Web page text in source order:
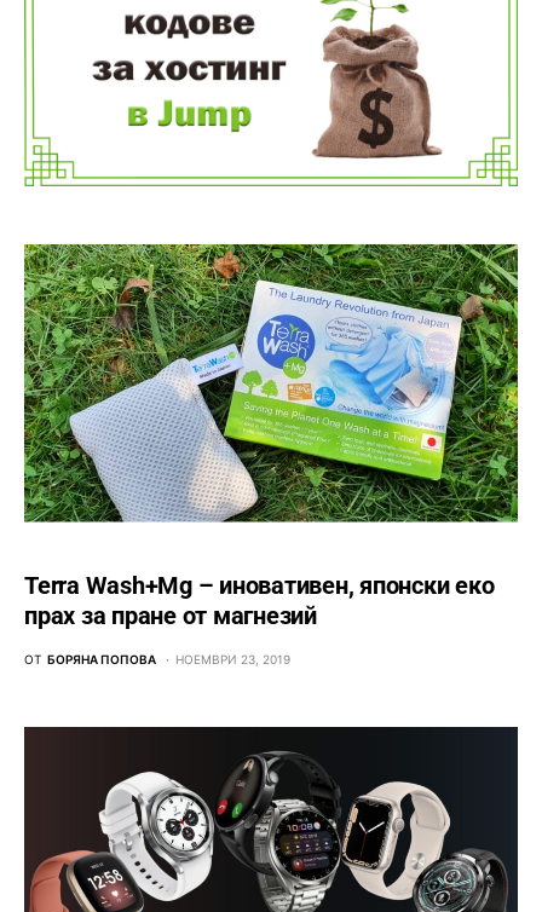
Terra Wash+Mg – иновативен, японски еко
прах за пране от магнезий
ОТ БОРЯНА ПОПОВА НОЕМВРИ 23, 2019